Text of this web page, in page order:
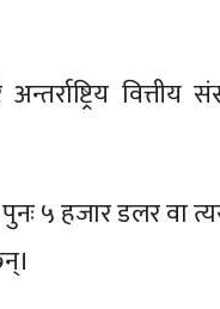
वित्तीय
५ हजार डलर वा